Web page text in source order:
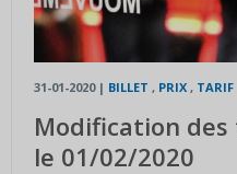
31-01-2020 | BILLET , PRIX , TARIF
Modification des
le 01/02/2020